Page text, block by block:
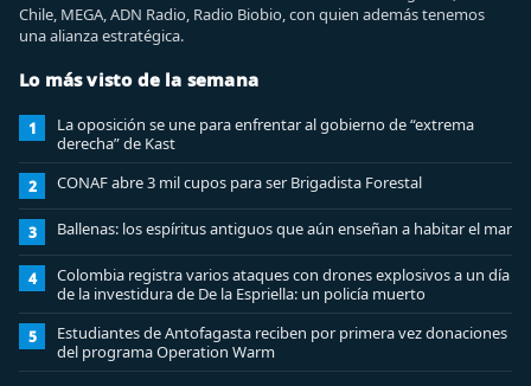
Chile, MEGA, ADN Radio, Radio Biobio, con quien además tenemos
una alianza estratégica.
Lo más visto de la semana
1
La oposición se une para enfrentar al gobierno de “extrema
derecha” de Kast
2 CONAF abre 3 mil cupos para ser Brigadista Forestal
3 Ballenas: los espíritus antiguos que aún enseñan a habitar el mar
4
Colombia registra varios ataques con drones explosivos a un día
de la investidura de De la Espriella: un policía muerto
5
Estudiantes de Antofagasta reciben por primera vez donaciones
del programa Operation Warm